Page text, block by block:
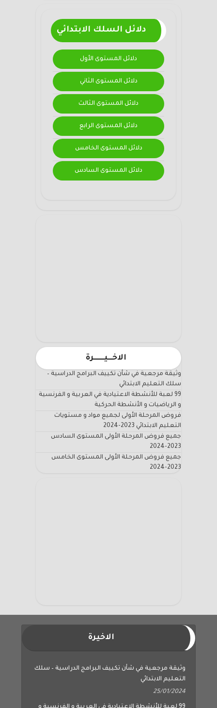
دلائل السلك الابتدائي
دلائل المستوى الأول
دلائل المستوى الثاني
دلائل المستوى الثالث
دلائل المستوى الرابع
دلائل المستوى الخامس
دلائل المستوى السادس
الاخـــيـــــــرة
وثيقة مرجعية في شأن تكييف البرامج الدراسية –
سلك التعليم الابتدائي
99 لعبة للأنشطة الاعتيادية في العربية و الفرنسية
و الرياضيات و الأنشطة الحركية
فروض المرحلة الأولى لجميع مواد و مستويات
التعليم الابتدائي 2023-2024
جميع فروض المرحلة الأولى المستوى السادس
2023-2024
جميع فروض المرحلة الأولى المستوى الخامس
2023-2024
الاخيرة
وثيقة مرجعية في شأن تكييف البرامج الدراسية – سلك
التعليم الابتدائي
25/01/2024